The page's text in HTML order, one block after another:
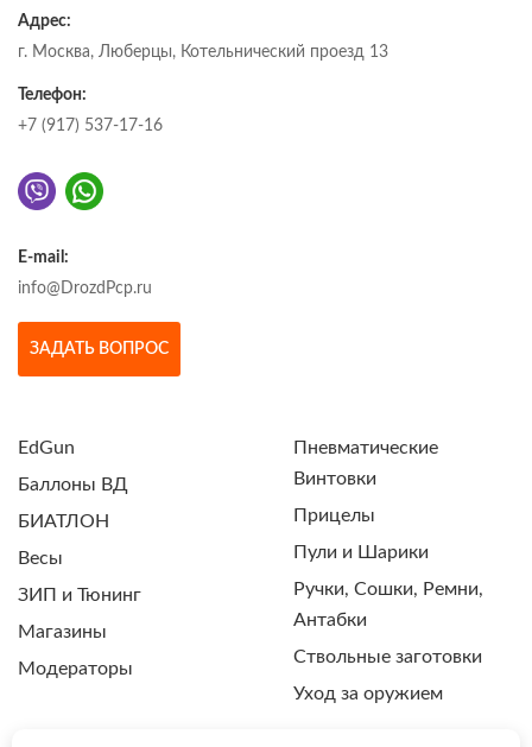
Адрес:
г. Москва, Люберцы, Котельнический проезд 13
Телефон:
+7 (917) 537-17-16
E-mail:
info@DrozdPcp.ru
ЗАДАТЬ ВОПРОС
EdGun
Баллоны ВД
БИАТЛОН
Весы
ЗИП и Тюнинг
Магазины
Модераторы
Пневматические
Винтовки
Прицелы
Пули и Шарики
Ручки, Сошки, Ремни,
Антабки
Ствольные заготовки
Уход за оружием